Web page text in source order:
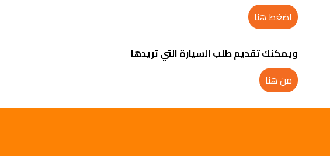
اضغط هنا
ويمكنك تقديم طلب السيارة التي تريدها
من هنا